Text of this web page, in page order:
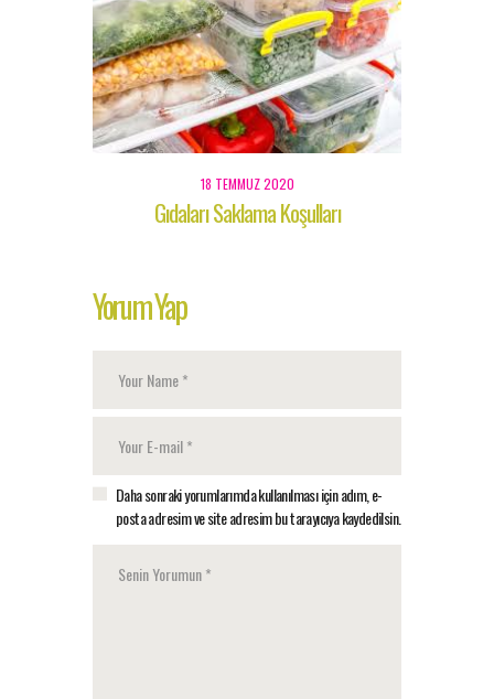
18 TEMMUZ 2020
Gıdaları Saklama Koşulları
Yorum Yap
Daha sonraki yorumlarımda kullanılması için adım, e-
posta adresim ve site adresim bu tarayıcıya kaydedilsin.